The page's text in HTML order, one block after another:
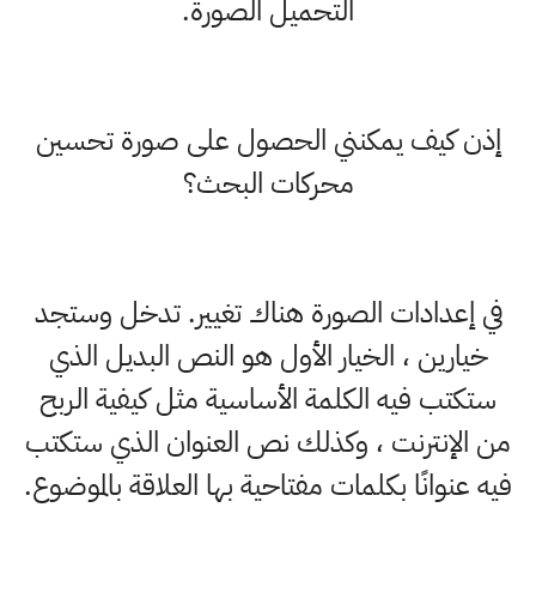
التحميل الصورة.
إذن كيف يمكنني الحصول على صورة تحسين
محركات البحث؟
في إعدادات الصورة هناك تغيير. تدخل وستجد
خيارين ، الخيار الأول هو النص البديل الذي
ستكتب فيه الكلمة الأساسية مثل كيفية الربح
من الإنترنت ، وكذلك نص العنوان الذي ستكتب
فيه عنوانًا بكلمات مفتاحية بها العلاقة بالموضوع.